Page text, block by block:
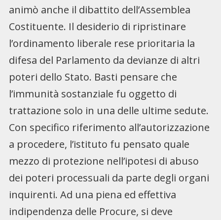
animò anche il dibattito dell’Assemblea
Costituente. Il desiderio di ripristinare
l’ordinamento liberale rese prioritaria la
difesa del Parlamento da devianze di altri
poteri dello Stato. Basti pensare che
l’immunità sostanziale fu oggetto di
trattazione solo in una delle ultime sedute.
Con specifico riferimento all’autorizzazione
a procedere, l’istituto fu pensato quale
mezzo di protezione nell’ipotesi di abuso
dei poteri processuali da parte degli organi
inquirenti. Ad una piena ed effettiva
indipendenza delle Procure, si deve